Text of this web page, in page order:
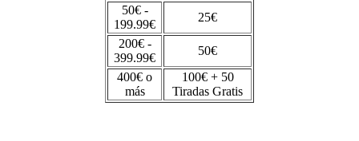
50€ -
199.99€
25€
200€ -
399.99€
50€
400€ o
más
100€ + 50
Tiradas Gratis